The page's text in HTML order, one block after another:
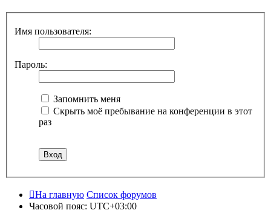
Имя пользователя:
Пароль:
Запомнить меня
Скрыть моё пребывание на конференции в этот
раз
На главную Список форумов
Часовой пояс: UTC+03:00